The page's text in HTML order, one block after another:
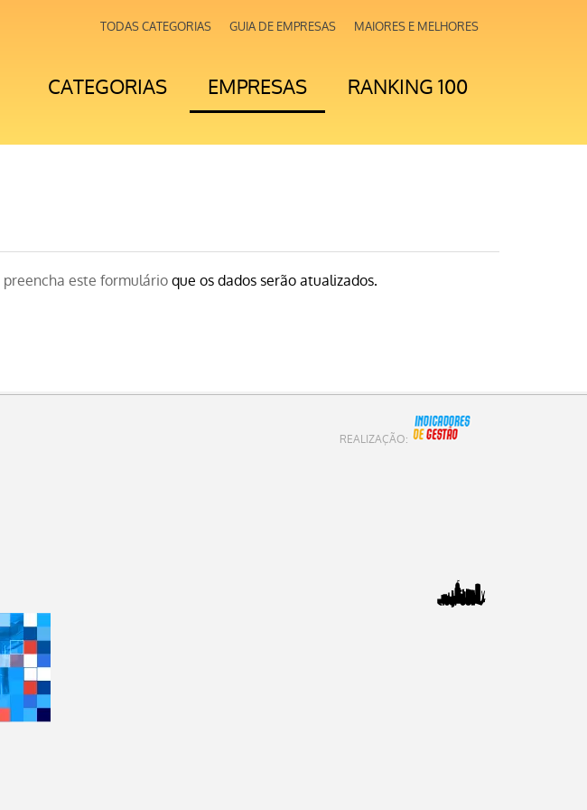
TODAS CATEGORIAS GUIA DE EMPRESAS MAIORES E MELHORES
CATEGORIAS EMPRESAS RANKING 100
preencha este formulárioque os dados serão atualizados.
REALIZAÇÃO: